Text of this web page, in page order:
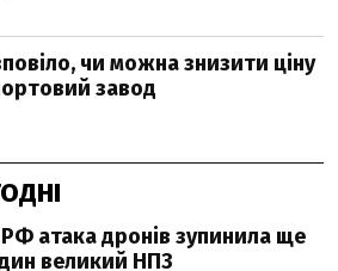
чи можна знизити ціну
завод
атака дронів зупинила ще
великий НПЗ